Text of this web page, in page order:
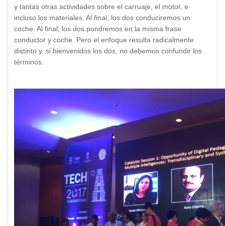
y tantas otras actividades sobre el carruaje, el motor, e
incluso los materiales. Al final, los dos conduciremos un
coche. Al final, los dos pondremos en la misma frase
conductor y coche. Pero el enfoque resulta radicalmente
distinto y, si bienvenidos los dos, no debemos confundir los
términos.